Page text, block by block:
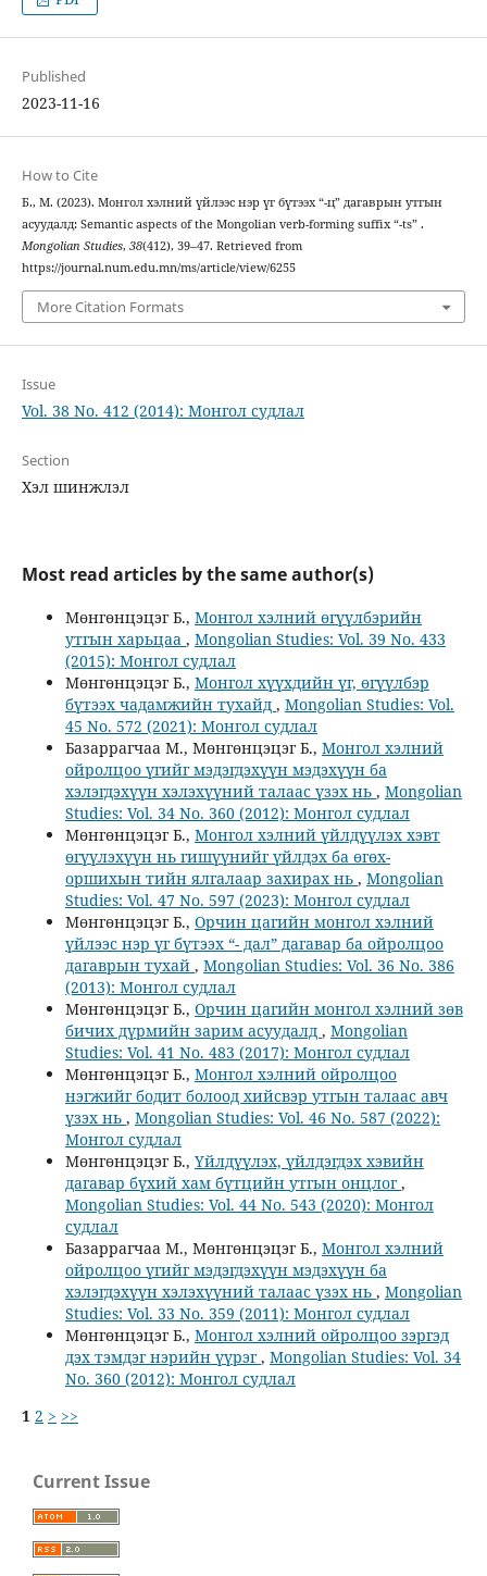
Published
2023-11-16
How to Cite
Б., М. (2023). Монгол хэлний үйлээс нэр үг бүтээх “-ц” дагаврын утгын
асуудалд: Semantic aspects of the Mongolian verb-forming suffix “-ts” .
Mongolian Studies, 38(412), 39–47. Retrieved from
https://journal.num.edu.mn/ms/article/view/6255
More Citation Formats
Issue
Vol. 38 No. 412 (2014): Монгол судлал
Section
Хэл шинжлэл
Most read articles by the same author(s)
Мөнгөнцэцэг Б., Монгол хэлний өгүүлбэрийн
утгын харьцаа , Mongolian Studies: Vol. 39 No. 433
(2015): Монгол судлал
Мөнгөнцэцэг Б., Монгол хүүхдийн үг, өгүүлбэр
бүтээх чадамжийн тухайд , Mongolian Studies: Vol.
45 No. 572 (2021): Монгол судлал
Базаррагчаа М., Мөнгөнцэцэг Б., Монгол хэлний
ойролцоо үгийг мэдэгдэхүүн мэдэхүүн ба
хэлэгдэхүүн хэлэхүүний талаас үзэх нь , Mongolian
Studies: Vol. 34 No. 360 (2012): Монгол судлал
Мөнгөнцэцэг Б., Монгол хэлний үйлдүүлэх хэвт
өгүүлэхүүн нь гишүүнийг үйлдэх ба өгөх-
оршихын тийн ялгалаар захирах нь , Mongolian
Studies: Vol. 47 No. 597 (2023): Монгол судлал
Мөнгөнцэцэг Б., Орчин цагийн монгол хэлний
үйлээс нэр үг бүтээх “- дал” дагавар ба ойролцоо
дагаврын тухай , Mongolian Studies: Vol. 36 No. 386
(2013): Монгол судлал
Мөнгөнцэцэг Б., Орчин цагийн монгол хэлний зөв
бичих дүрмийн зарим асуудалд , Mongolian
Studies: Vol. 41 No. 483 (2017): Монгол судлал
Мөнгөнцэцэг Б., Монгол хэлний ойролцоо
нэгжийг бодит болоод хийсвэр утгын талаас авч
үзэх нь , Mongolian Studies: Vol. 46 No. 587 (2022):
Монгол судлал
Мөнгөнцэцэг Б., Үйлдүүлэх, үйлдэгдэх хэвийн
дагавар бүхий хам бүтцийн утгын онцлог,
Mongolian Studies: Vol. 44 No. 543 (2020): Монгол
судлал
Базаррагчаа М., Мөнгөнцэцэг Б., Монгол хэлний
ойролцоо үгийг мэдэгдэхүүн мэдэхүүн ба
хэлэгдэхүүн хэлэхүүний талаас үзэх нь , Mongolian
Studies: Vol. 33 No. 359 (2011): Монгол судлал
Мөнгөнцэцэг Б., Монгол хэлний ойролцоо зэргэд
дэх тэмдэг нэрийн үүрэг, Mongolian Studies: Vol. 34
No. 360 (2012): Монгол судлал
1 2 > >>
Current Issue